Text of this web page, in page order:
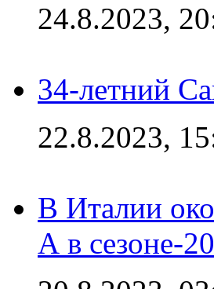
24.8.2023,
34-летний
22.8.2023,
В Италии
А в сезоне-